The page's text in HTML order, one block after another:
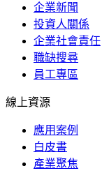
企業新聞
投資人關係
企業社會責任
職缺搜尋
員工專區
線上資源
應用案例
白皮書
產業聚焦